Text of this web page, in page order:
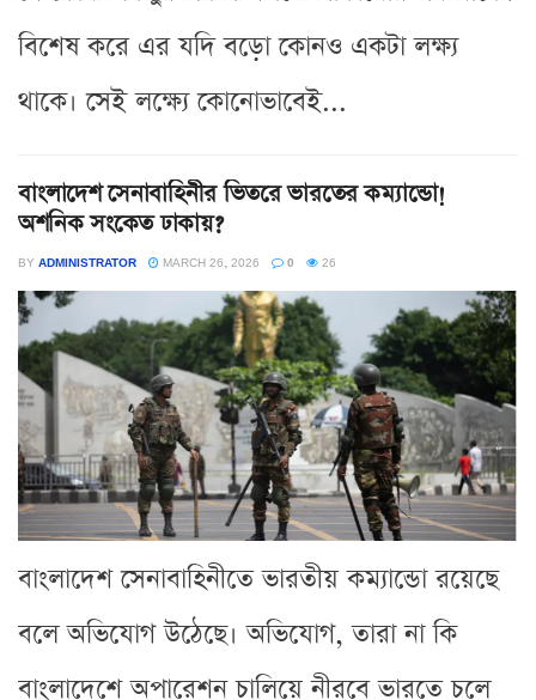
বিশেষ করে এর যদি বড়ো কোনও একটা লক্ষ্য
থাকে। সেই লক্ষ্যে কোনোভাবেই...
বাংলাদেশ সেনাবাহিনীর ভিতরে ভারতের কম্যান্ডো!
অশনিক সংকেত ঢাকায়?
BY ADMINISTRATOR MARCH 26, 2026 0 26
বাংলাদেশ সেনাবাহিনীতে ভারতীয় কম্যান্ডো রয়েছে
বলে অভিযোগ উঠেছে। অভিযোগ, তারা না কি
বাংলাদেশে অপারেশন চালিয়ে নীরবে ভারতে চলে